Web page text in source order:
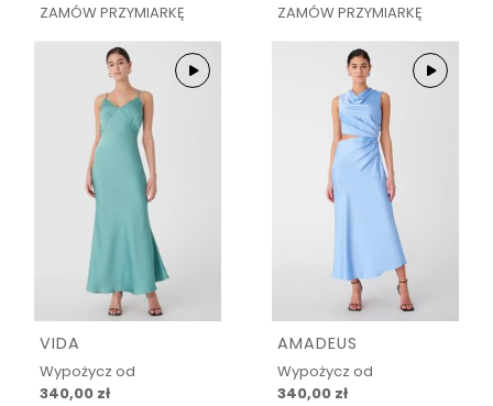
ZAMÓW PRZYMIARKĘ
ZAMÓW PRZYMIARKĘ
VIDA
Wypożycz od
340,00 zł
AMADEUS
Wypożycz od
340,00 zł